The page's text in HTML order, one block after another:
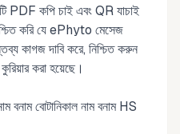
PDF কপি চাই এবং QR যাচাই
করি যে ePhyto মেসেজ
কাগজ দাবি করে, নিশ্চিত করুন
করা হয়েছে।
বনাম বোটানিকাল নাম বনাম HS